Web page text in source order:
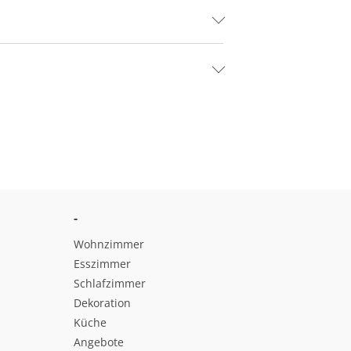
-
Wohnzimmer
Esszimmer
Schlafzimmer
Dekoration
Küche
Angebote